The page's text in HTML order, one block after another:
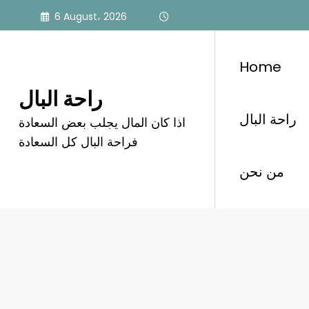
6 August، 2026
راحة البال
اذا كان المال يجلب بعض السعادة
فراحة البال كل السعادة
Home
راحة البال
من نحن
معلومات عجيبة قد تذهلك